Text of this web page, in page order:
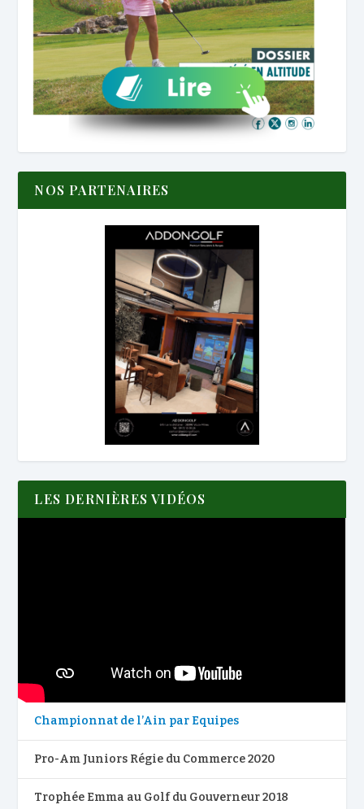
NOS PARTENAIRES
LES DERNIÈRES VIDÉOS
Championnat de l’Ain par Equipes
Pro-Am Juniors Régie du Commerce 2020
Trophée Emma au Golf du Gouverneur 2018